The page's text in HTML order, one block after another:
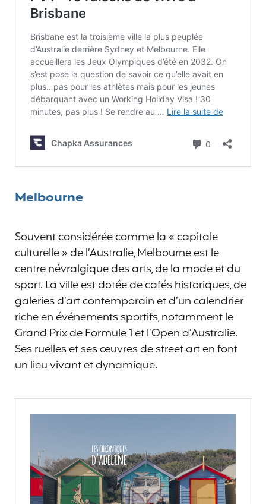
Melbourne
Souvent considérée comme la « capitale
culturelle » de l’Australie, Melbourne est le
centre névralgique des arts, de la mode et du
sport. La ville est dotée de cafés historiques, de
galeries d’art contemporain et d’un calendrier
riche en événements sportifs, notamment le
Grand Prix de Formule 1 et l’Open d’Australie.
Ses ruelles et ses œuvres de street art en font
un lieu vivant et dynamique.